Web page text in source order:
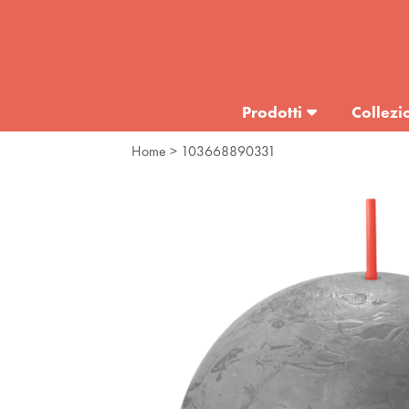
Prodotti
Home > 103668890331